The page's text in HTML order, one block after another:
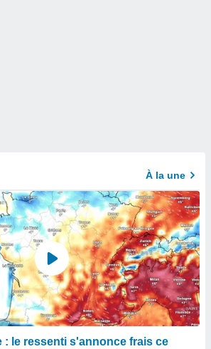
À la une
: le ressenti s'annonce frais ce